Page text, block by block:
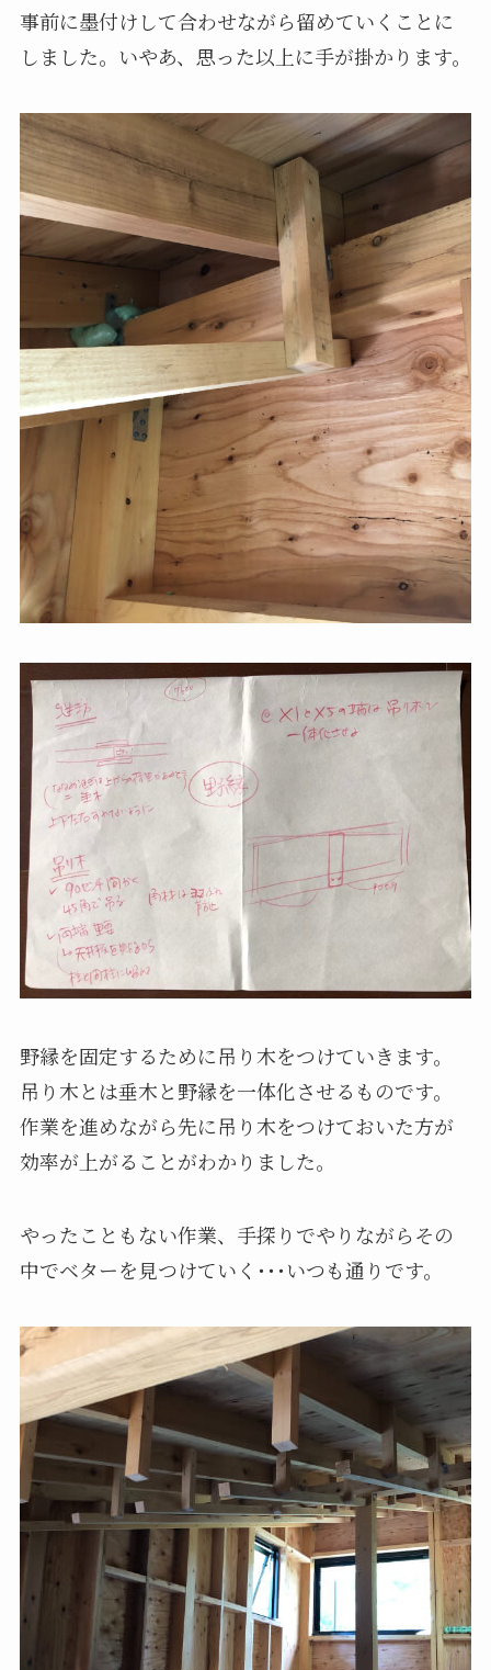
事前に墨付けして合わせながら留めていくことに
しました。いやあ、思った以上に手が掛かります。
野縁を固定するために吊り木をつけていきます。
吊り木とは垂木と野縁を一体化させるものです。
作業を進めながら先に吊り木をつけておいた方が
効率が上がることがわかりました。
やったこともない作業、手探りでやりながらその
中でベターを見つけていく･･･いつも通りです。